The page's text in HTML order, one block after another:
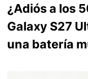
¿Adiós a los
Galaxy S27
una batería